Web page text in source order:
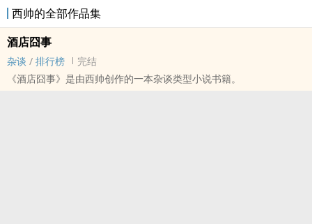
西帅的全部作品集
酒店囧事
杂谈 / 排行榜
完结
《酒店囧事》是由西帅创作的一本杂谈类型小说书籍。